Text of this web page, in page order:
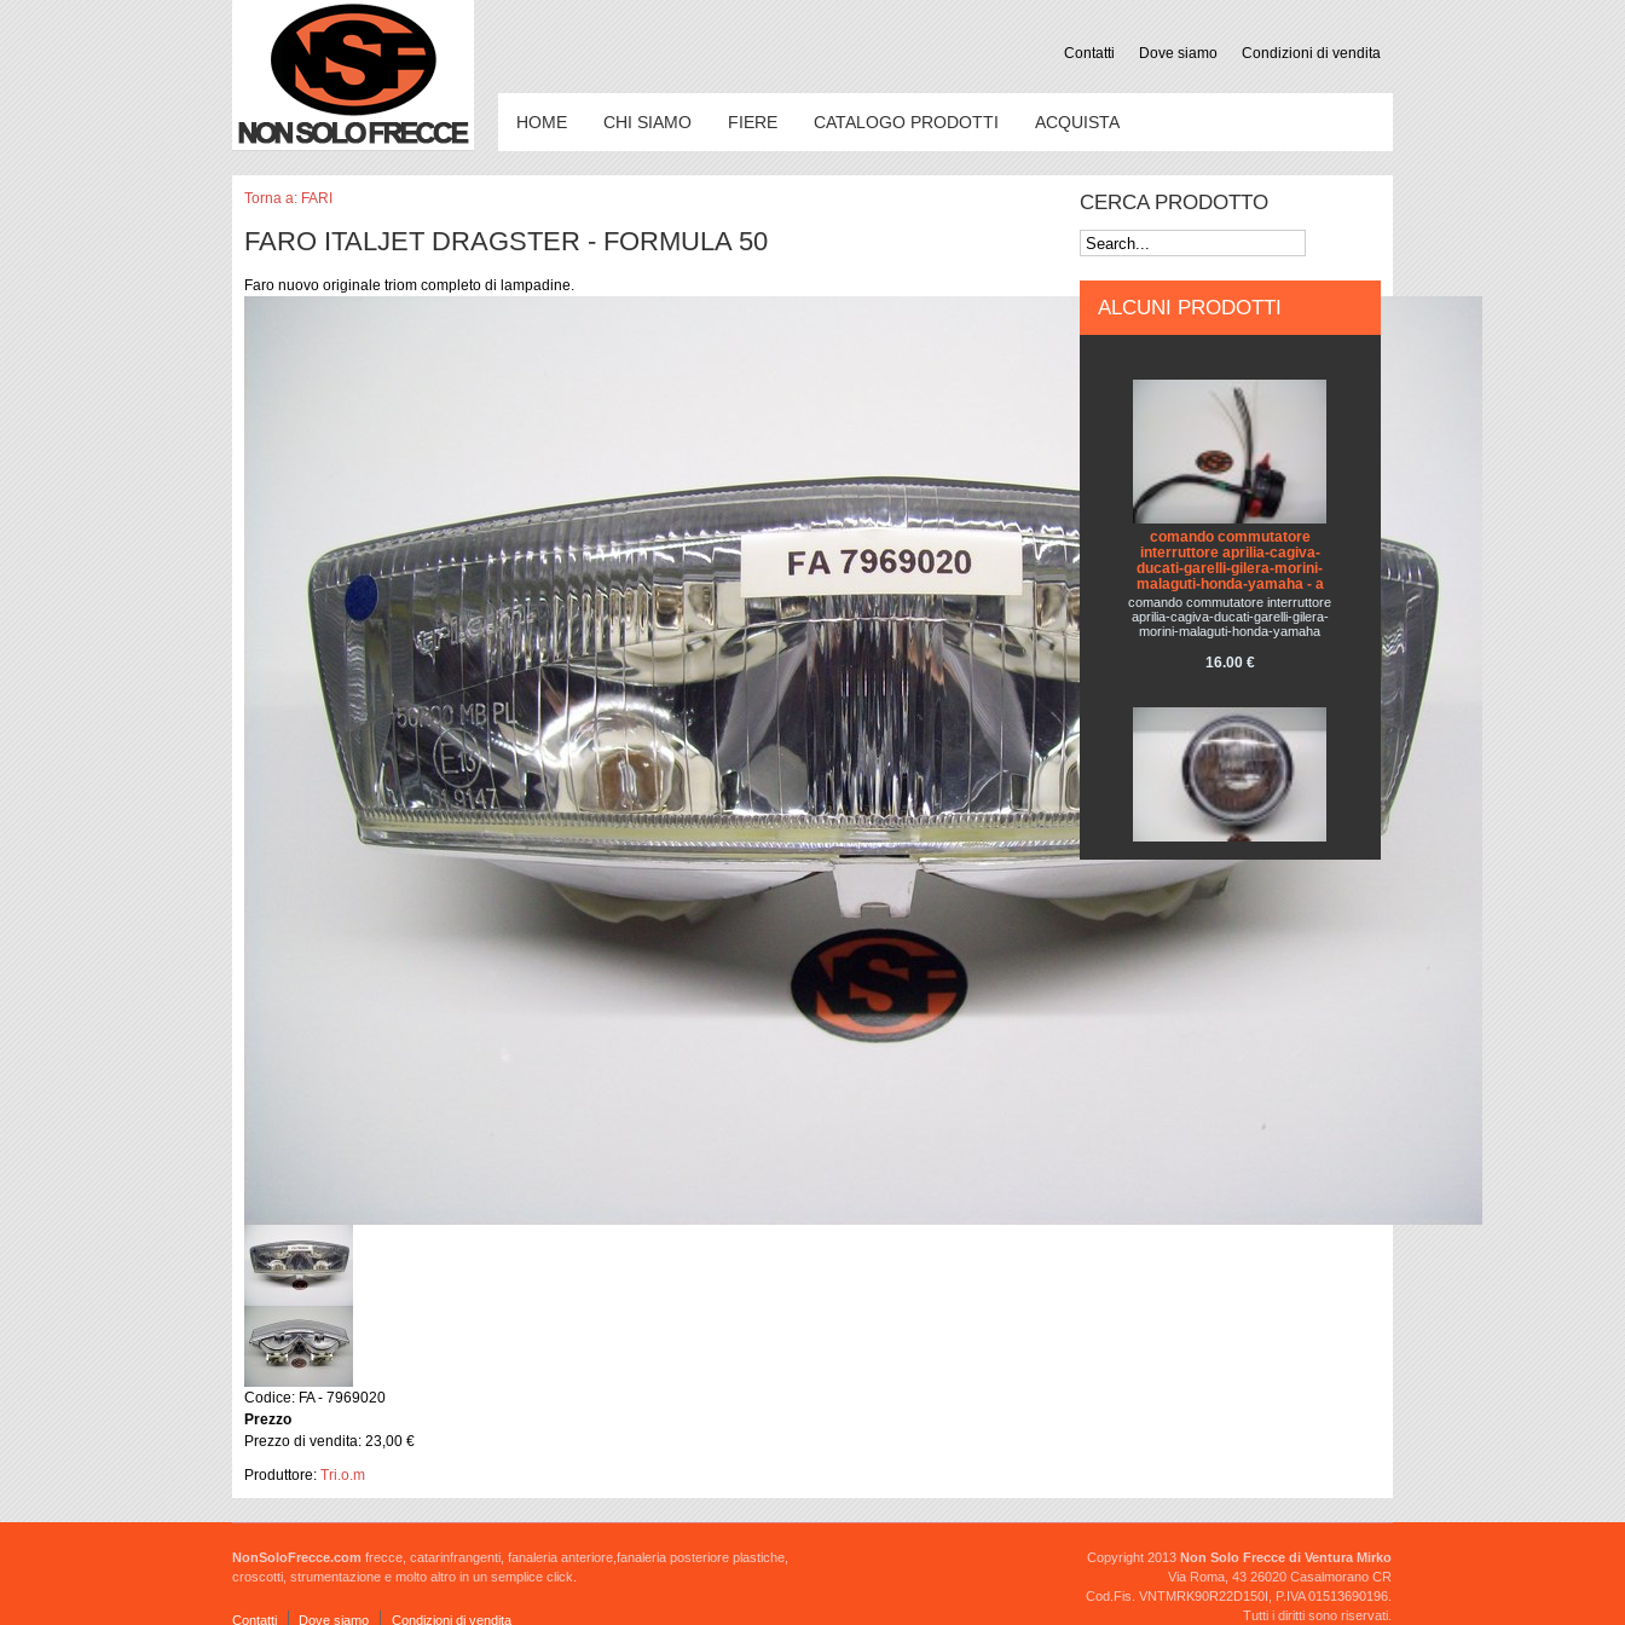
Contatti Dove siamo Condizioni di vendita
HOME CHI SIAMO FIERE CATALOGO PRODOTTI ACQUISTA
Torna a: FARI
FARO ITALJET DRAGSTER - FORMULA 50
Faro nuovo originale triom completo di lampadine.
Codice: FA - 7969020
Prezzo
Prezzo di vendita: 23,00 €
Produttore: Tri.o.m
CERCA PRODOTTO
ALCUNI PRODOTTI
comando commutatore
interruttore aprilia-cagiva-
ducati-garelli-gilera-morini-
malaguti-honda-yamaha - a
comando commutatore interruttore
aprilia-cagiva-ducati-garelli-gilera-
morini-malaguti-honda-yamaha
16.00 €
FARO UNIVERSALE MOTO
GUZZI DUCATI HONDA SUZUKI
YAMAHA NAKED
FARO UNIVERSALE MOTO
GUZZI DUCATI HONDA SUZUKI
YAMAHA NAKED
NonSoloFrecce.com frecce, catarinfrangenti, fanaleria anteriore,fanaleria posteriore plastiche,
croscotti, strumentazione e molto altro in un semplice click.
Contatti Dove siamo Condizioni di vendita
Copyright 2013 Non Solo Frecce di Ventura Mirko
Via Roma, 43 26020 Casalmorano CR
Cod.Fis. VNTMRK90R22D150I, P.IVA 01513690196.
Tutti i diritti sono riservati.